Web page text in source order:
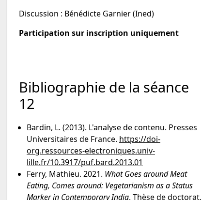
Discussion : Bénédicte Garnier (Ined)
Participation sur inscription uniquement
Bibliographie de la séance
12
Bardin, L. (2013). L'analyse de contenu. Presses
Universitaires de France. https://doi-
org.ressources-electroniques.univ-
lille.fr/10.3917/puf.bard.2013.01
Ferry, Mathieu. 2021. What Goes around Meat
Eating, Comes around: Vegetarianism as a Status
Marker in Contemporary India. Thèse de doctorat,